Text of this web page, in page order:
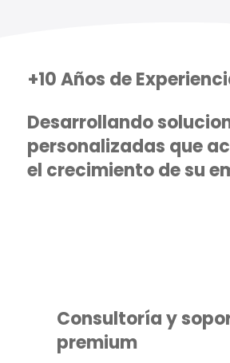
+10 Años de
Desarrollando
personalizadas que
el crecimiento de su
Consultoría y
premium